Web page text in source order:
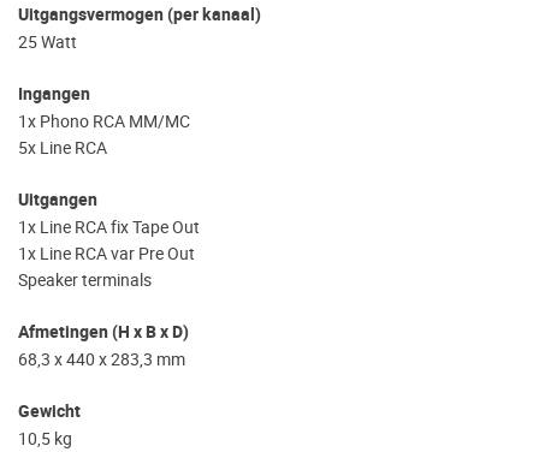
Uitgangsvermogen (per kanaal)
25 Watt
Ingangen
1x Phono RCA MM/MC
5x Line RCA
Uitgangen
1x Line RCA fix Tape Out
1x Line RCA var Pre Out
Speaker terminals
Afmetingen (H x B x D)
68,3 x 440 x 283,3 mm
Gewicht
10,5 kg